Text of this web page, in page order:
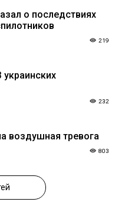
о последствиях
219
232
воздушная тревога
803